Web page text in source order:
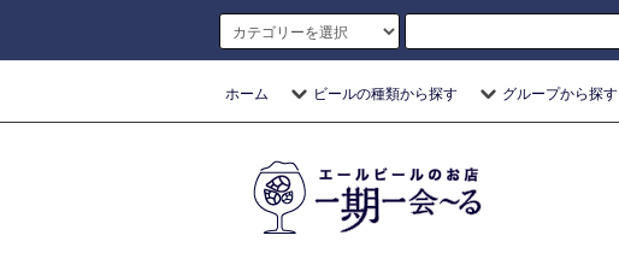
ホーム ビールの種類から探す グループから探す